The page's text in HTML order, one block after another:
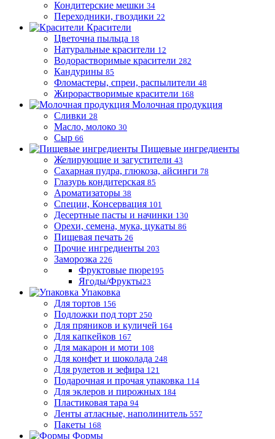
Кондитерские мешки 34
Переходники, гвоздики 22
Красители
Цветочна пыльца 18
Натуральные красители 12
Водорастворимые красители 282
Кандурины 85
Фломастеры, спреи, распылители 48
Жирорастворимые красители 168
Молочная продукция
Сливки 28
Масло, молоко 30
Сыр 66
Пищевые ингредиенты
Желирующие и загустители 43
Сахарная пудра, глюкоза, айсинги 78
Глазурь кондитерская 85
Ароматизаторы 38
Специи, Консервация 101
Десертные пасты и начинки 130
Орехи, семена, мука, цукаты 86
Пищевая печать 26
Прочие ингредиенты 203
Заморозка 226
Фруктовые пюре195
Ягоды/Фрукты23
Упаковка
Для тортов 156
Подложки под торт 250
Для пряников и куличей 164
Для капкейков 167
Для макарон и моти 108
Для конфет и шоколада 248
Для рулетов и зефира 121
Подарочная и прочая упаковка 114
Для эклеров и пирожных 184
Пластиковая тара 94
Ленты атласные, наполинитель 557
Пакеты 168
Формы